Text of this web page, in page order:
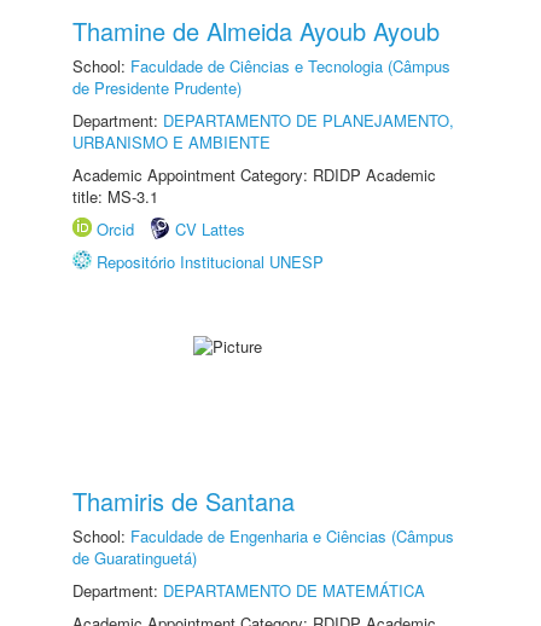
Thamine de Almeida Ayoub Ayoub
School: Faculdade de Ciências e Tecnologia (Câmpus
de Presidente Prudente)
Department: DEPARTAMENTO DE PLANEJAMENTO,
URBANISMO E AMBIENTE
Academic Appointment Category: RDIDP Academic
title: MS-3.1
Orcid
CV Lattes
Repositório Institucional UNESP
Thamiris de Santana
School: Faculdade de Engenharia e Ciências (Câmpus
de Guaratinguetá)
Department: DEPARTAMENTO DE MATEMÁTICA